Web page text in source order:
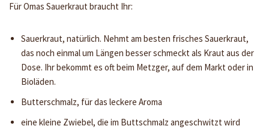
Für Omas Sauerkraut braucht Ihr:
Sauerkraut, natürlich. Nehmt am besten frisches Sauerkraut,
das noch einmal um Längen besser schmeckt als Kraut aus der
Dose. Ihr bekommt es oft beim Metzger, auf dem Markt oder in
Bioläden.
Butterschmalz, für das leckere Aroma
eine kleine Zwiebel, die im Buttschmalz angeschwitzt wird